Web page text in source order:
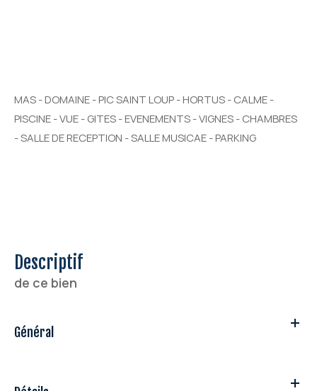
MAS - DOMAINE - PIC SAINT LOUP - HORTUS - CALME -
PISCINE - VUE - GITES - EVENEMENTS - VIGNES - CHAMBRES
- SALLE DE RECEPTION - SALLE MUSICAE - PARKING
descriptif
de ce bien
Général